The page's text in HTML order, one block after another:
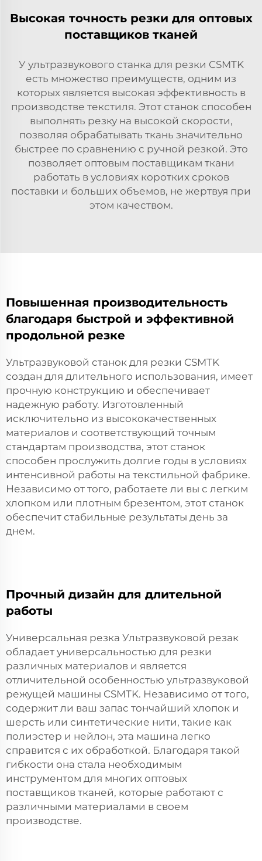
Высокая точность резки для оптовых
поставщиков тканей
У ультразвукового станка для резки CSMTK
есть множество преимуществ, одним из
которых является высокая эффективность в
производстве текстиля. Этот станок способен
выполнять резку на высокой скорости,
позволяя обрабатывать ткань значительно
быстрее по сравнению с ручной резкой. Это
позволяет оптовым поставщикам ткани
работать в условиях коротких сроков
поставки и больших объемов, не жертвуя при
этом качеством.
Повышенная производительность
благодаря быстрой и эффективной
продольной резке
Ультразвуковой станок для резки CSMTK
создан для длительного использования, имеет
прочную конструкцию и обеспечивает
надежную работу. Изготовленный
исключительно из высококачественных
материалов и соответствующий точным
стандартам производства, этот станок
способен прослужить долгие годы в условиях
интенсивной работы на текстильной фабрике.
Независимо от того, работаете ли вы с легким
хлопком или плотным брезентом, этот станок
обеспечит стабильные результаты день за
днем.
Прочный дизайн для длительной
работы
Универсальная резка Ультразвуковой резак
обладает универсальностью для резки
различных материалов и является
отличительной особенностью ультразвуковой
режущей машины CSMTK. Независимо от того,
содержит ли ваш запас тончайший хлопок и
шерсть или синтетические нити, такие как
полиэстер и нейлон, эта машина легко
справится с их обработкой. Благодаря такой
гибкости она стала необходимым
инструментом для многих оптовых
поставщиков тканей, которые работают с
различными материалами в своем
производстве.